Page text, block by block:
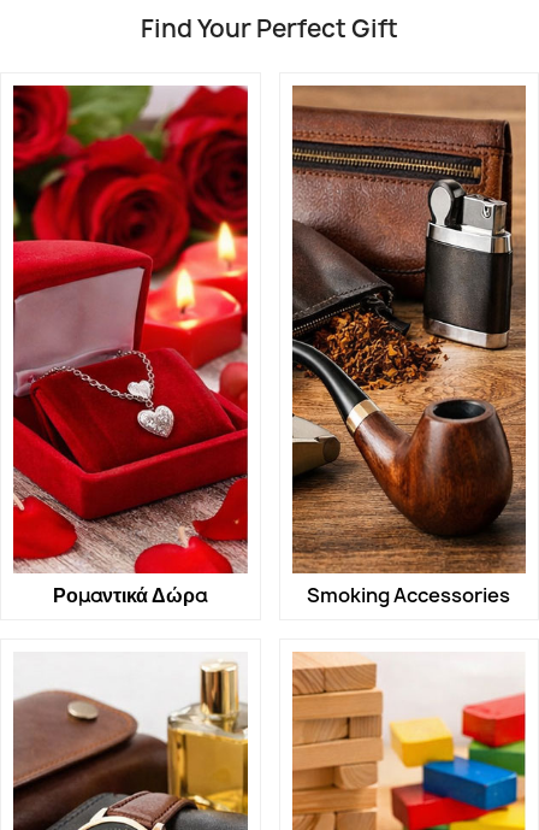
Find Your Perfect Gift
Ρομαντικά Δώρα Smoking Accessories